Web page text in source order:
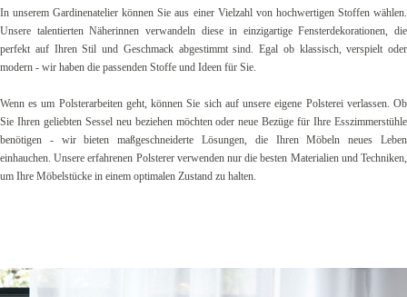
In unserem Gardinenatelier können Sie aus einer Vielzahl von hochwertigen Stoffen wählen.
Unsere talentierten Näherinnen verwandeln diese in einzigartige Fensterdekorationen, die
perfekt auf Ihren Stil und Geschmack abgestimmt sind. Egal ob klassisch, verspielt oder
modern - wir haben die passenden Stoffe und Ideen für Sie.
Wenn es um Polsterarbeiten geht, können Sie sich auf unsere eigene Polsterei verlassen. Ob
Sie Ihren geliebten Sessel neu beziehen möchten oder neue Bezüge für Ihre Esszimmerstühle
benötigen - wir bieten maßgeschneiderte Lösungen, die Ihren Möbeln neues Leben
einhauchen. Unsere erfahrenen Polsterer verwenden nur die besten Materialien und Techniken,
um Ihre Möbelstücke in einem optimalen Zustand zu halten.